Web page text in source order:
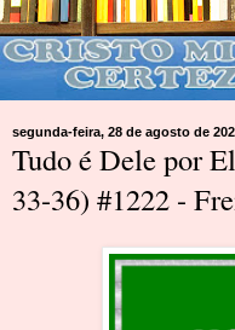
segunda-feira, 28 de agosto de
Tudo é Dele por
33-36) #1222 -